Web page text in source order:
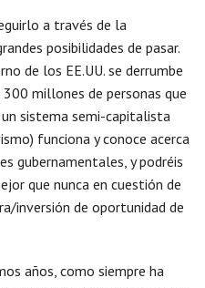
a través de la
posibilidades de pasar.
de los EE.UU. se derrumbe
millones de personas que
sistema semi-capitalista
funciona y conoce acerca
gubernamentales, y podréis
que nunca en cuestión de
inversión de oportunidad de
años, como siempre ha